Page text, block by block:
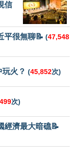
信
平很無聊📝 (47,548
火？ (45,852次)
次)
經濟最大暗礁📝